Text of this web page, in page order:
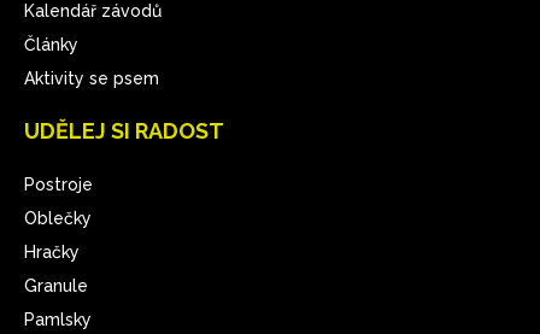
Kalendář závodů
Články
Aktivity se psem
UDĚLEJ SI RADOST
Postroje
Oblečky
Hračky
Granule
Pamlsky